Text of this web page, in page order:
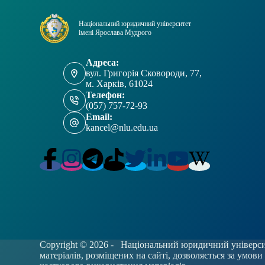
Національний юридичний університет
імені Ярослава Мудрого
Адреса:
вул. Григорія Сковороди, 77,
м. Харків, 61024
Телефон:
(057) 757-72-93
Email:
kancel@nlu.edu.ua
Copyright © 2026 -Національний юридичний
матеріалів, розміщених на сайті, дозволяється за